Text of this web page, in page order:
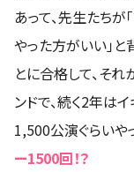
あって、先生たち
やった方がいい」と
とに合格して、そ
ンドで、続く2年は
1,500公演ぐらいや
ー1500回！？